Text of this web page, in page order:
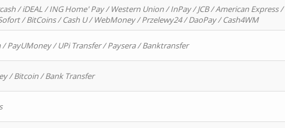
/ iDEAL / ING Home' Pay / Western Union / InPay / JCB / American Express /
/ BitCoins / Cash U / WebMoney / Przelewy24 / DaoPay / Cash4WM
PayUMoney / UPi Transfer / Paysera / Banktransfer
/ Bitcoin / Bank Transfer